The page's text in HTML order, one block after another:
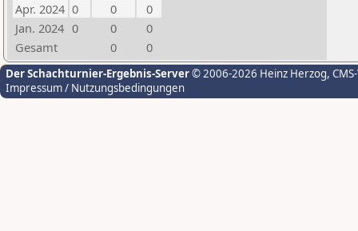
Apr. 2024 0 0
0
Jan. 2024 0 0
0
Gesamt
0 0
Der Schachturnier-Ergebnis-Server© 2006-2026 Heinz Herzog,
Impressum / Nutzungsbedingungen